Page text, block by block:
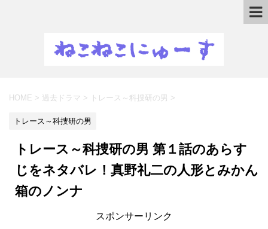
HOME > 過去ドラマ > トレース～科捜研の男 >
トレース～科捜研の男
トレース～科捜研の男 第１話のあらす
じをネタバレ！真野礼二の人形とみかん
箱のノンナ
スポンサーリンク